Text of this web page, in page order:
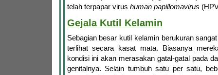
telah terpapar virus human papillomavirus
Gejala Kutil Kelamin
Sebagian besar kutil kelamin berukuran
terlihat secara kasat mata. Biasanya
kondisi ini akan merasakan gatal-gatal pada
genitalnya. Selain tumbuh satu per satu,